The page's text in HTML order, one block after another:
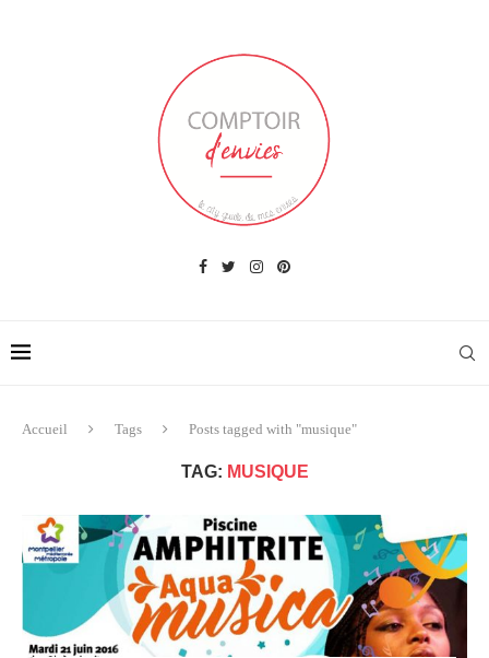
Accueil Tags Posts tagged with "musique"
TAG: MUSIQUE